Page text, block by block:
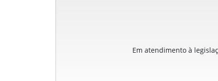
Em atendimento à